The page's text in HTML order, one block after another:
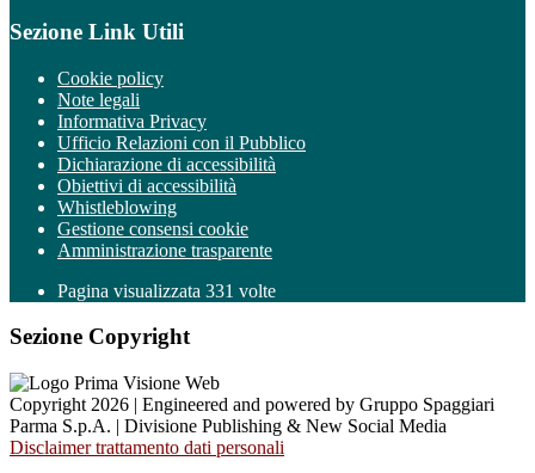
Sezione Link Utili
Cookie policy
Note legali
Informativa Privacy
Ufficio Relazioni con il Pubblico
Dichiarazione di accessibilità
Obiettivi di accessibilità
Whistleblowing
Gestione consensi cookie
Amministrazione trasparente
Pagina visualizzata 331 volte
Sezione Copyright
Copyright 2026 | Engineered and powered by Gruppo Spaggiari
Parma S.p.A. | Divisione Publishing & New Social Media
Disclaimer trattamento dati personali